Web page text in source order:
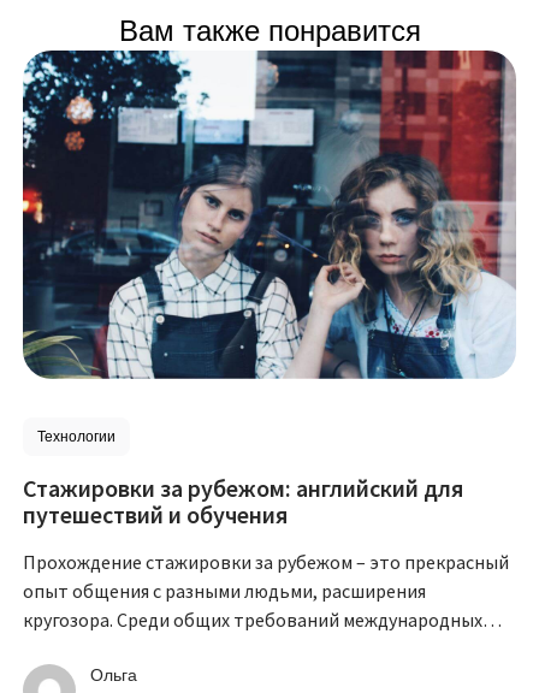
Вам также понравится
Технологии
Стажировки за рубежом: английский для
путешествий и обучения
Прохождение стажировки за рубежом – это прекрасный
опыт общения с разными людьми, расширения
кругозора. Среди общих требований международных
Ольга